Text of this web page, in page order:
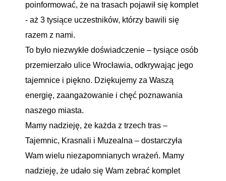
poinformować, że na trasach pojawił się komplet
- aż 3 tysiące uczestników, którzy bawili się
razem z nami.
To było niezwykłe doświadczenie – tysiące osób
przemierzało ulice Wrocławia, odkrywając jego
tajemnice i piękno. Dziękujemy za Waszą
energię, zaangażowanie i chęć poznawania
naszego miasta.
Mamy nadzieję, że każda z trzech tras –
Tajemnic, Krasnali i Muzealna – dostarczyła
Wam wielu niezapomnianych wrażeń. Mamy
nadzieję, że udało się Wam zebrać komplet